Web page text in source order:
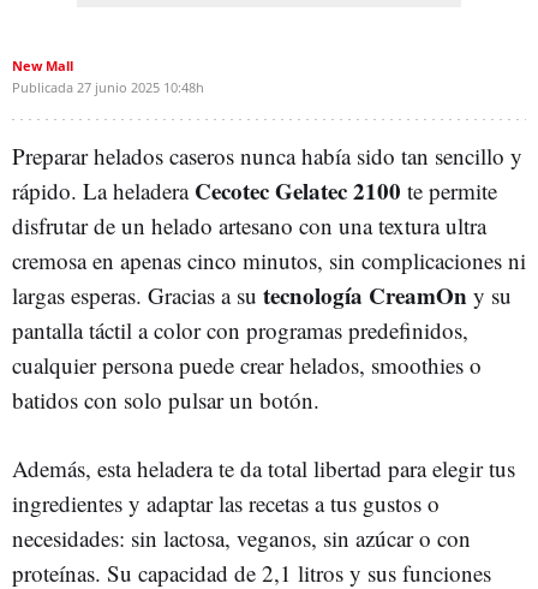
New Mall
Publicada 27 junio 2025 10:48h
Preparar helados caseros nunca había sido tan sencillo y
rápido. La heladera Cecotec Gelatec 2100 te permite
disfrutar de un helado artesano con una textura ultra
cremosa en apenas cinco minutos, sin complicaciones ni
largas esperas. Gracias a su tecnología CreamOn y su
pantalla táctil a color con programas predefinidos,
cualquier persona puede crear helados, smoothies o
batidos con solo pulsar un botón.
Además, esta heladera te da total libertad para elegir tus
ingredientes y adaptar las recetas a tus gustos o
necesidades: sin lactosa, veganos, sin azúcar o con
proteínas. Su capacidad de 2,1 litros y sus funciones